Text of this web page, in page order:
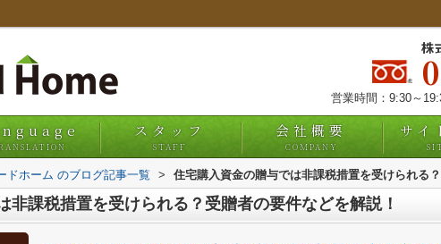
株
営業時間：9:30～
スタッフ
STAFF
会社概要
COMPANY
サイ
ドホーム のブログ記事一覧 > 住宅購入資金の贈与では非課税措置を受けられる
非課税措置を受けられる？受贈者の要件などを解説！